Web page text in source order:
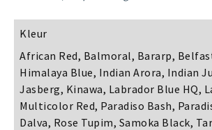
Kleur
African Red, Balmoral, Bararp,
Himalaya Blue, Indian Arora, Indian
Jasberg, Kinawa, Labrador Blue HQ,
Multicolor Red, Paradiso Bash,
Dalva, Rose Tupim, Samoka Black,